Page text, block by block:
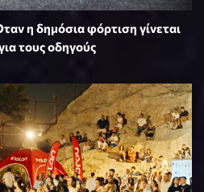
η δημόσια φόρτιση γίνεται
τους οδηγούς